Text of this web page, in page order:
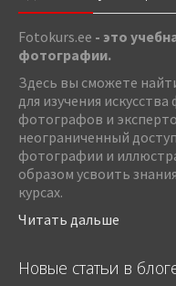
Fotokurs.ee - это
фотографии.
Здесь вы сможете
для изучения
фотографов и
неограниченный
фотографии и
образом усвоить
курсах.
Читать дальше
Новые статьи в